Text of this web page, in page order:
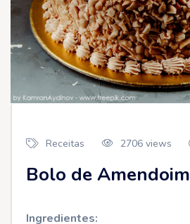
Receitas 2706 views
Bolo de Amendoim
Ingredientes: